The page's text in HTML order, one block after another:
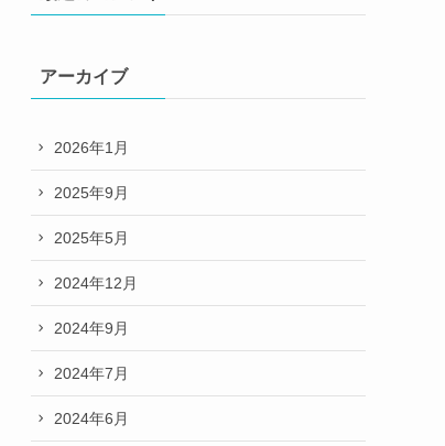
アーカイブ
2026年1月
2025年9月
2025年5月
2024年12月
2024年9月
2024年7月
2024年6月